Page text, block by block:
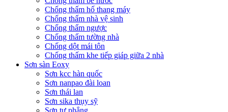
Chống thấm hố thang máy
Chống thấm nhà vệ sinh
Chống thấm ngược
Chống thấm tường nhà
Chống dột mái tôn
Chống thấm khe tiếp giáp giữa 2 nhà
Sơn sàn Eoxy
Sơn kcc hàn quốc
Sơn nanpao đài loan
Sơn thái lan
Sơn sika thụy sỹ
Sơn tự phẳng